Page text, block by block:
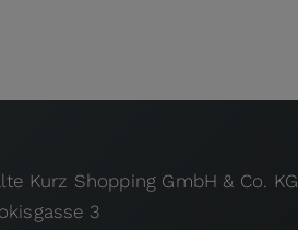
Kurz Shopping GmbH & Co. KG
3